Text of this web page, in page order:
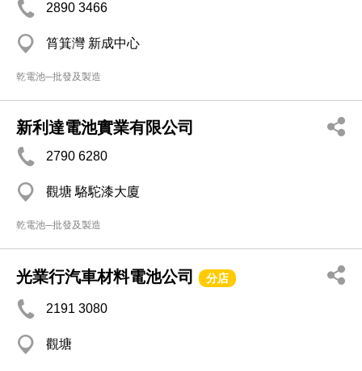
2890 3466
筲箕灣 新成中心
乾電池─批發及製造
新利達電池實業有限公司
2790 6280
觀塘 駱駝漆大廈
乾電池─批發及製造
光業行汽車材料電池公司 分店
2191 3080
觀塘